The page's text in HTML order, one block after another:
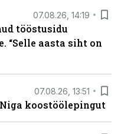
07.08.26, 14:19
tööstusidu
“Selle aasta siht on
07.08.26, 13:51
koostöölepingut